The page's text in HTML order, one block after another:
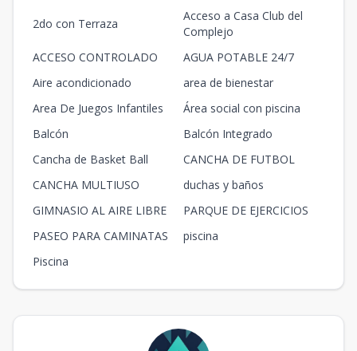
2do con Terraza
Acceso a Casa Club del
Complejo
ACCESO CONTROLADO
AGUA POTABLE 24/7
Aire acondicionado
area de bienestar
Area De Juegos Infantiles
Área social con piscina
Balcón
Balcón Integrado
Cancha de Basket Ball
CANCHA DE FUTBOL
CANCHA MULTIUSO
duchas y baños
GIMNASIO AL AIRE LIBRE
PARQUE DE EJERCICIOS
PASEO PARA CAMINATAS
piscina
Piscina